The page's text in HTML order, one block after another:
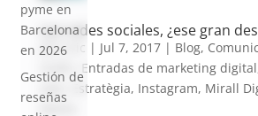
Las redes sociales, ¿ese gran
poreric | Jul 7, 2017| Blog,
Gràfic , Entradas de marketing digital
web
Estratègia, Instagram, Mirall
Media
pyme en
Barcelona
en 2026
Gestión de
reseñas